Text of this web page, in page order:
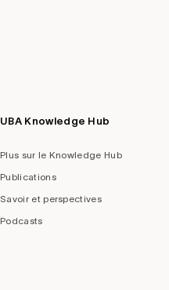
UBA Knowledge Hub
Plus sur le Knowledge Hub
Publications
Savoir et perspectives
Podcasts